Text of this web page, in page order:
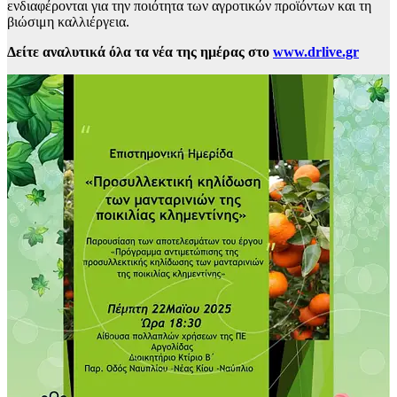
ενδιαφέρονται για την ποιότητα των αγροτικών προϊόντων και τη
βιώσιμη καλλιέργεια.
Δείτε αναλυτικά όλα τα νέα της ημέρας στο www.drlive.gr